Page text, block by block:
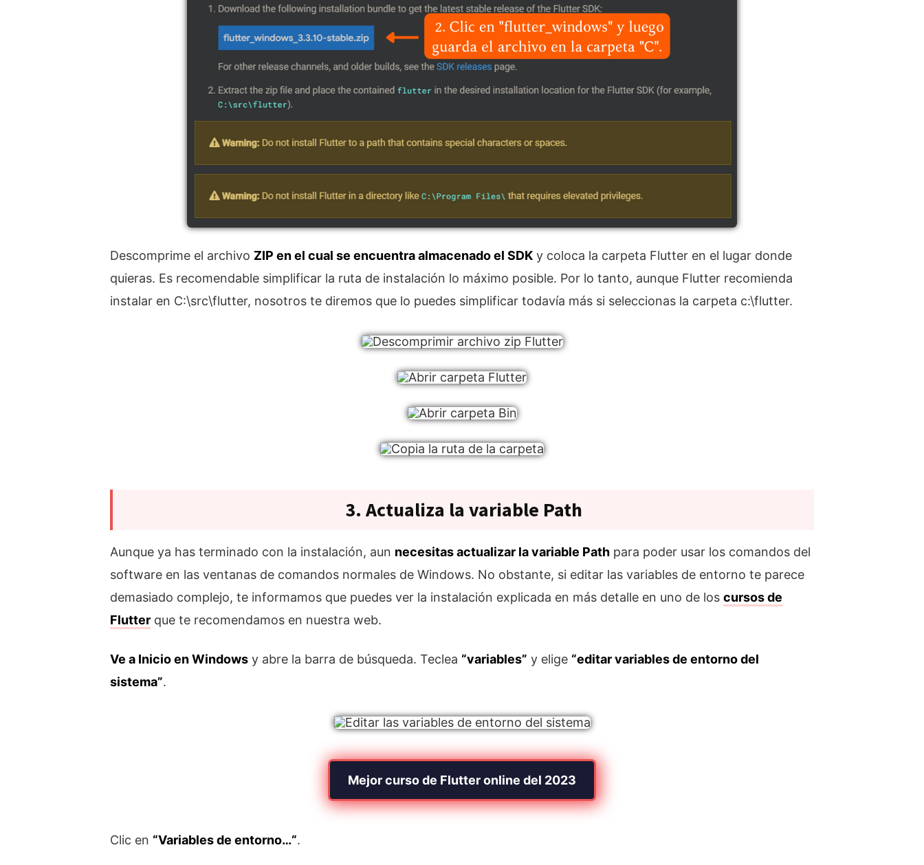
Descomprime el archivo ZIP en el cual se encuentra almacenado el SDK y coloca la carpeta Flutter en el lugar donde
quieras. Es recomendable simplificar la ruta de instalación lo máximo posible. Por lo tanto, aunque Flutter recomienda
instalar en C:\src\flutter, nosotros te diremos que lo puedes simplificar todavía más si seleccionas la carpeta c:\flutter.
3. Actualiza la variable Path
Aunque ya has terminado con la instalación, aun necesitas actualizar la variable Path para poder usar los comandos del
software en las ventanas de comandos normales de Windows. No obstante, si editar las variables de entorno te parece
demasiado complejo, te informamos que puedes ver la instalación explicada en más detalle en uno de los cursos de
Flutter que te recomendamos en nuestra web.
Ve a Inicio en Windows y abre la barra de búsqueda. Teclea “variables” y elige “editar variables de entorno del
sistema”.
Mejor curso de Flutter online del 2023
Clic en “Variables de entorno…“.